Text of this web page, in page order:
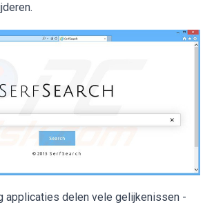
applicaties delen vele gelijkenissen -